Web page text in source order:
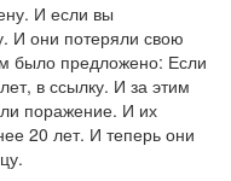
И если вы
И они потеряли свою
было предложено: Если
в ссылку. И за этим
поражение. И их
20 лет. И теперь они